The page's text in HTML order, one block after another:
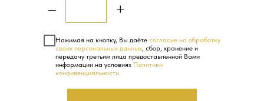
– +
Нажимая на кнопку, Вы даёте согласие на обработку
своих персональных данных, сбор, хранение и
передачу третьим лица предоставленной Вами
информации на условиях Политики
конфиденциальности.